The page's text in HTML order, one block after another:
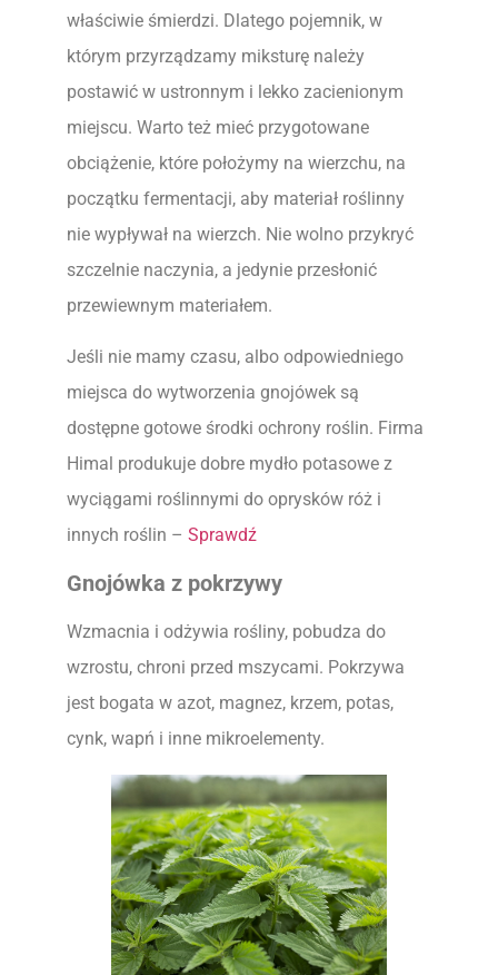
właściwie śmierdzi. Dlatego pojemnik, w
którym przyrządzamy miksturę należy
postawić w ustronnym i lekko zacienionym
miejscu. Warto też mieć przygotowane
obciążenie, które położymy na wierzchu, na
początku fermentacji, aby materiał roślinny
nie wypływał na wierzch. Nie wolno przykryć
szczelnie naczynia, a jedynie przesłonić
przewiewnym materiałem.
Jeśli nie mamy czasu, albo odpowiedniego
miejsca do wytworzenia gnojówek są
dostępne gotowe środki ochrony roślin. Firma
Himal produkuje dobre mydło potasowe z
wyciągami roślinnymi do oprysków róż i
innych roślin – Sprawdź
Gnojówka z pokrzywy
Wzmacnia i odżywia rośliny, pobudza do
wzrostu, chroni przed mszycami. Pokrzywa
jest bogata w azot, magnez, krzem, potas,
cynk, wapń i inne mikroelementy.